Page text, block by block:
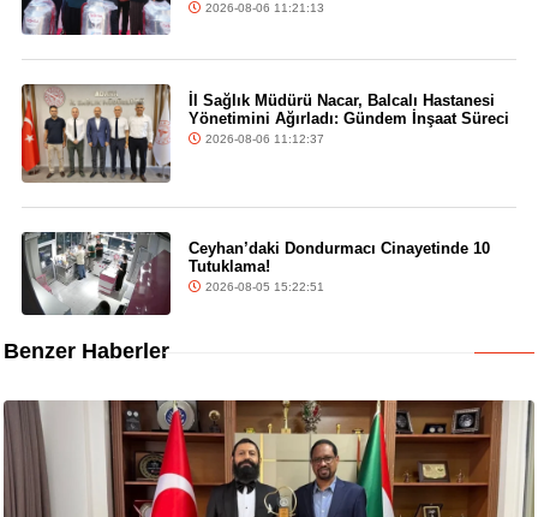
2026-08-06 11:21:13
İl Sağlık Müdürü Nacar, Balcalı Hastanesi
Yönetimini Ağırladı: Gündem İnşaat Süreci
2026-08-06 11:12:37
Ceyhan’daki Dondurmacı Cinayetinde 10
Tutuklama!
2026-08-05 15:22:51
Benzer Haberler